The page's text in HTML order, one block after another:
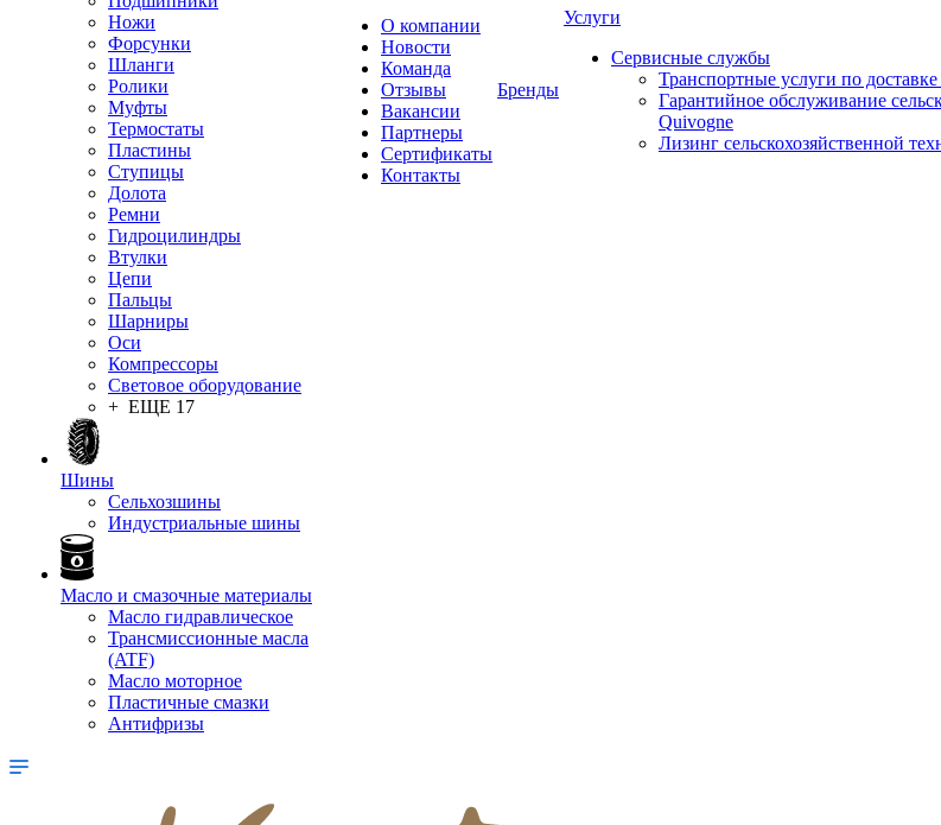
Ножи
Форсунки
Шланги
Ролики
Муфты
Термостаты
Пластины
Ступицы
Долота
Ремни
Гидроцилиндры
Втулки
Цепи
Пальцы
Шарниры
Оси
Компрессоры
Световое оборудование
+ ЕЩЕ 17
Шины
Сельхозшины
Индустриальные шины
Масло и смазочные материалы
Масло гидравлическое
Трансмиссионные масла
(ATF)
Масло моторное
Пластичные смазки
Антифризы
О компании
Новости
Команда
Отзывы
Вакансии
Партнеры
Сертификаты
Контакты
Бренды
Услуги
Сервисные службы
Транспортные услуги по доставке
Гарантийное обслуживание
Quivogne
Лизинг сельскохозяйственной